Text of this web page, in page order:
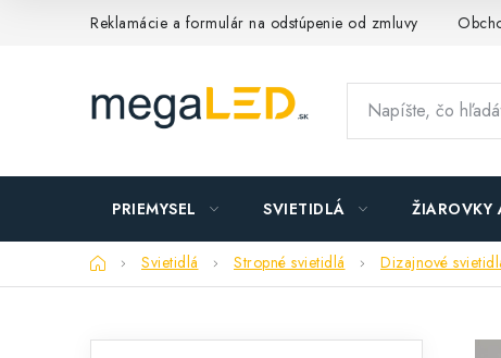
Reklamácie a formulár na odstúpenie od zmluvy
PRIEMYSEL SVIETIDLÁ ŽIAROVKY
DomovSvietidlá Stropné svietidlá Dizajnové